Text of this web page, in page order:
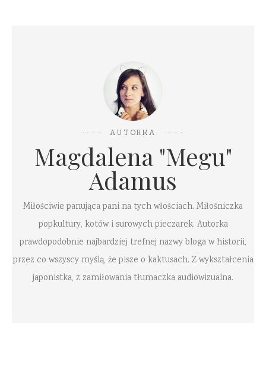
AUTORKA
Magdalena "Megu"
Adamus
Miłościwie panująca pani na tych włościach. Miłośniczka
popkultury, kotów i surowych pieczarek. Autorka
prawdopodobnie najbardziej trefnej nazwy bloga w historii,
przez co wszyscy myślą, że pisze o kaktusach. Z wykształcenia
japonistka, z zamiłowania tłumaczka audiowizualna.